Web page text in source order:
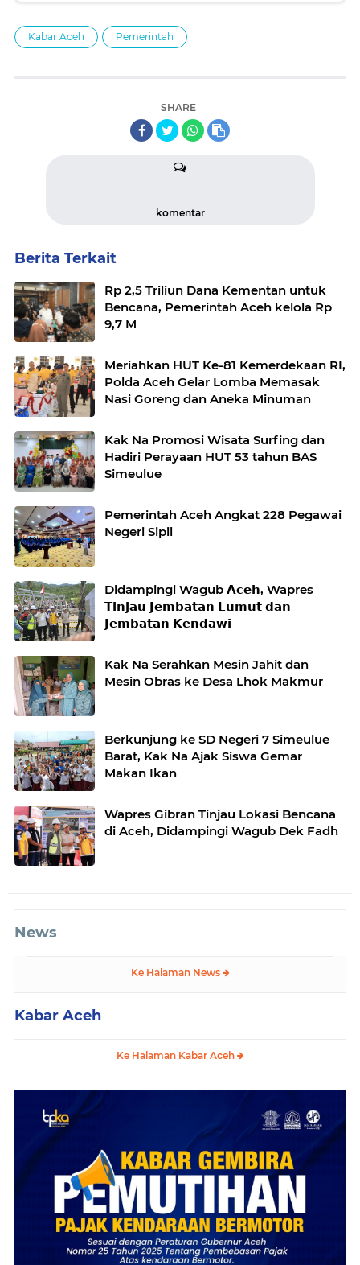
Kabar Aceh Pemerintah
SHARE
komentar
Berita Terkait
Rp 2,5 Triliun Dana Kementan untuk
Bencana, Pemerintah Aceh kelola Rp
9,7 M
Meriahkan HUT Ke-81 Kemerdekaan RI,
Polda Aceh Gelar Lomba Memasak
Nasi Goreng dan Aneka Minuman
Kak Na Promosi Wisata Surfing dan
Hadiri Perayaan HUT 53 tahun BAS
Simeulue
Pemerintah Aceh Angkat 228 Pegawai
Negeri Sipil
Didampingi Wagub 𝗔𝗰𝗲𝗵, Wapres
𝗧𝗶𝗻𝗷𝗮𝘂 𝗝𝗲𝗺𝗯𝗮𝘁𝗮𝗻 𝗟𝘂𝗺𝘂𝘁 𝗱𝗮𝗻
𝗝𝗲𝗺𝗯𝗮𝘁𝗮𝗻 𝗞𝗲𝗻𝗱𝗮𝘄𝗶
Kak Na Serahkan Mesin Jahit dan
Mesin Obras ke Desa Lhok Makmur
Berkunjung ke SD Negeri 7 Simeulue
Barat, Kak Na Ajak Siswa Gemar
Makan Ikan
Wapres Gibran Tinjau Lokasi Bencana
di Aceh, Didampingi Wagub Dek Fadh
News
Ke Halaman News
Kabar Aceh
Ke Halaman Kabar Aceh